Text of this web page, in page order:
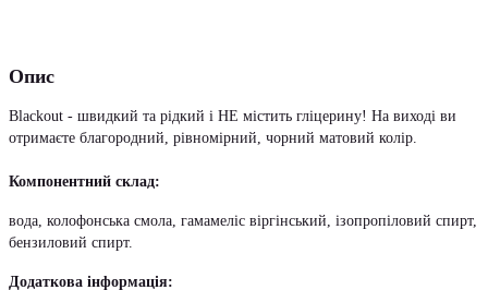
Опис
Blackout - швидкий та рідкий і НЕ містить гліцерину! На виході ви
отримаєте благородний, рівномірний, чорний матовий колір.
Компонентний склад:
вода, колофонська смола, гамамеліс віргінський, ізопропіловий спирт,
бензиловий спирт.
Додаткова інформація: